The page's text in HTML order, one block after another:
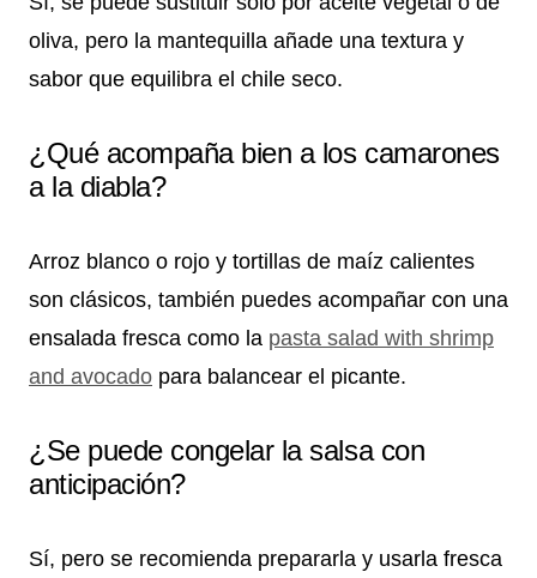
oliva, pero la mantequilla añade una textura y
sabor que equilibra el chile seco.
¿Qué acompaña bien a los camarones
a la diabla?
Arroz blanco o rojo y tortillas de maíz calientes
son clásicos, también puedes acompañar con una
ensalada fresca como la pasta salad with shrimp
and avocado para balancear el picante.
¿Se puede congelar la salsa con
anticipación?
Sí, pero se recomienda prepararla y usarla fresca